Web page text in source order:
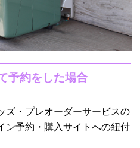
予約をした場合
ズ・プレオーダーサービスの
ン予約・購入サイトへの紐付